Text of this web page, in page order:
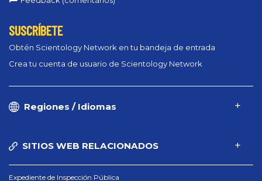
SUSCRÍBETE
Obtén Scientology Network en tu bandeja de entrada
Crea tu cuenta de usuario de Scientology Network
Regiones / Idiomas
SITIOS WEB RELACIONADOS
Expediente de Inspección Pública